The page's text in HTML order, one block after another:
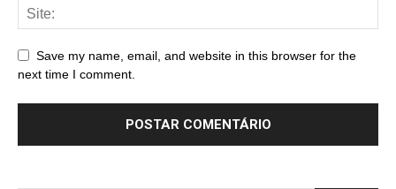
Save my name, email, and website in this browser for the
next time I comment.